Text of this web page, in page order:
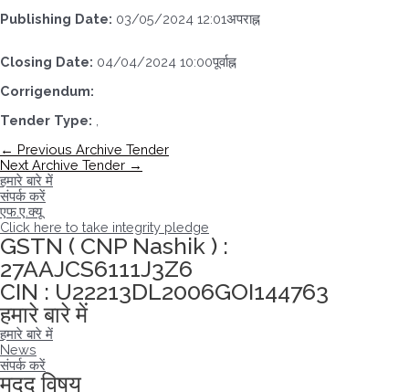
Publishing Date: 03/05/2024 12:01अपराह्न
Closing Date: 04/04/2024 10:00पूर्वाह्न
Corrigendum:
Tender Type:
पोस्ट
नेविगेशन
← Previous Archive Tender
Next Archive Tender →
हमारे बारे में
संपर्क करें
एफ.ए.क्यू
Click here to take integrity pledge
GSTN ( CNP Nashik ) :
27AAJCS6111J3Z6
CIN : U22213DL2006GOI144763
हमारे बारे में
हमारे बारे में
News
संपर्क करें
मदद विषय